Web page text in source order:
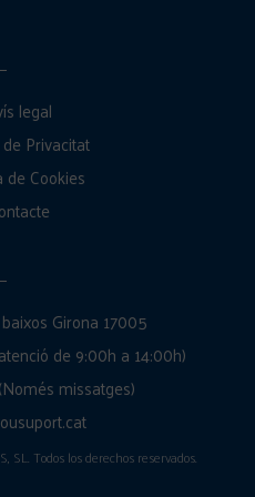
legal
Privacitat
de Cookies
Girona 17005
de 9:00h a 14:00h)
missatges)
SL. Todos los derechos reservados.